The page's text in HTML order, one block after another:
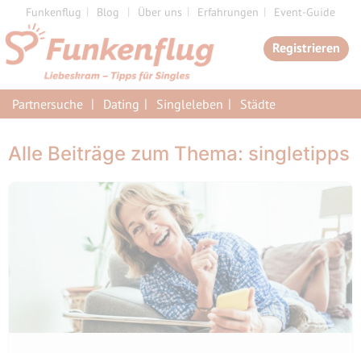
Zum
Inhalt
springen
Funkenflug Blog Über uns Erfahrungen Event-Guide
Registrieren
Partnersuche Dating Singleleben Städte
Alle Beiträge zum Thema: singletipps